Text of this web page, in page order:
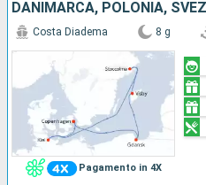
Pagamento in 4X
Costa Diadema 8 g